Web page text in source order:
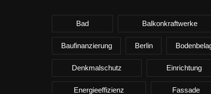
Bad Balkonkraftwerke
Baufinanzierung Berlin
Denkmalschutz Einrichtung
Energieeffizienz Fassade